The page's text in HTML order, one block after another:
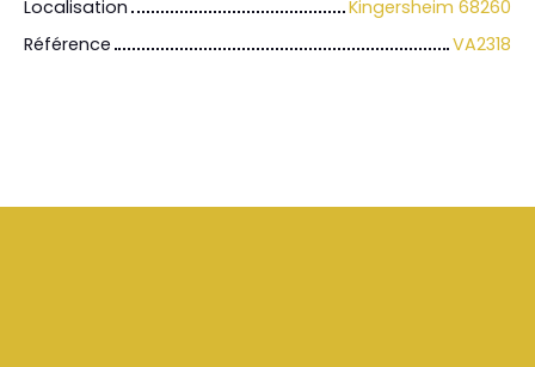
Localisation
Kingersheim 68260
Référence
VA2318